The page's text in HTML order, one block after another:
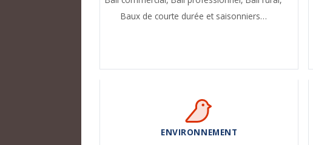
Baux de courte durée et saisonniers…
ENVIRONNEMENT